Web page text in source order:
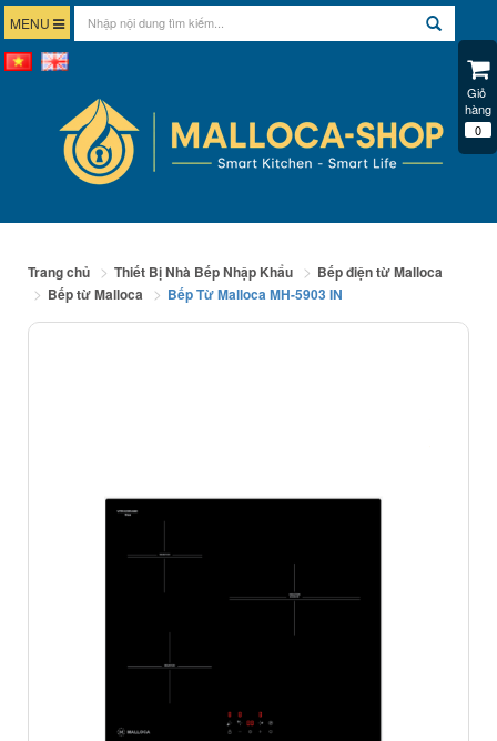
MENU
Trang chủ Thiết Bị Nhà Bếp Nhập Khẩu
Bếp điện từ Malloca
Bếp từ Malloca
Bếp Từ Malloca MH-5903 IN
Giỏ
hàng
0